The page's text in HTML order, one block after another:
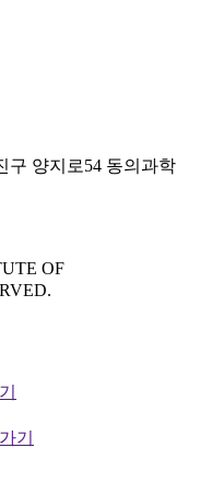
구 양지로54 동의과학
OF
기